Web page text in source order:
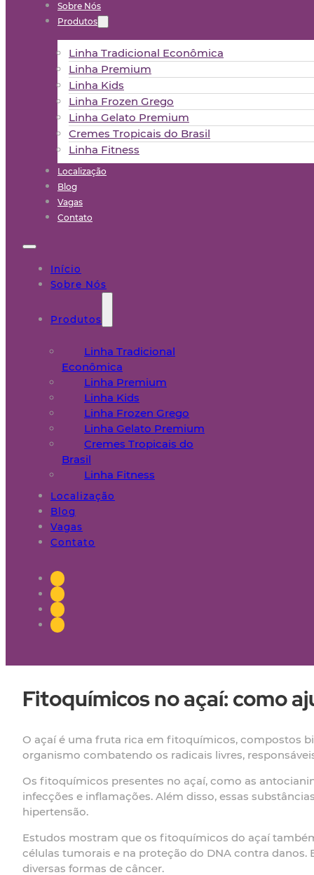
Sobre Nós
Produtos
Linha Tradicional Econômica
Linha Premium
Linha Kids
Linha Frozen Grego
Linha Gelato Premium
Cremes Tropicais do Brasil
Linha Fitness
Localização
Blog
Vagas
Contato
Início
Sobre Nós
Produtos
Linha Tradicional
Econômica
Linha Premium
Linha Kids
Linha Frozen Grego
Linha Gelato Premium
Cremes Tropicais do
Brasil
Linha Fitness
Localização
Blog
Vagas
Contato
Fitoquímicos no açaí: como
O açaí é uma fruta rica em fitoquímicos, compostos
organismo combatendo os radicais livres,
Os fitoquímicos presentes no açaí, como as
infecções e inflamações. Além disso, essas
hipertensão.
Estudos mostram que os fitoquímicos do açaí
células tumorais e na proteção do DNA contra
diversas formas de câncer.